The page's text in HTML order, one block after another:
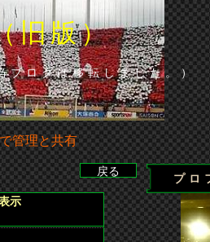
旧版）
ブロクは移転しました。）
管理と共有
ち越し点で下位広島に辛く
示
プロ